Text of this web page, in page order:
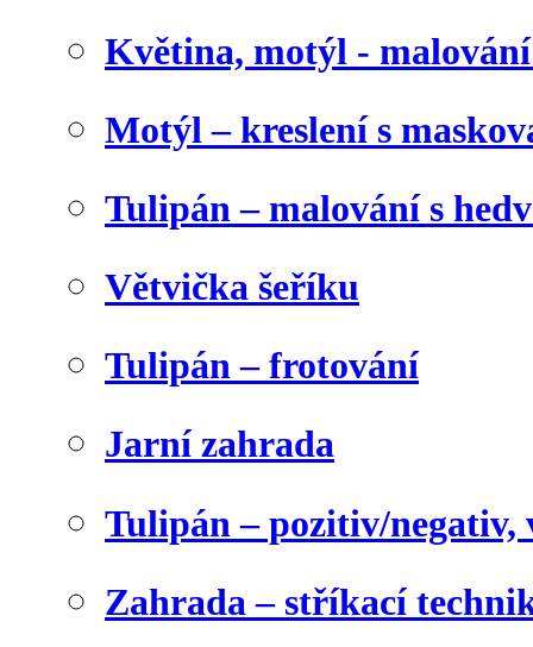
Květina, motýl -
Motýl – kreslení s
Tulipán – malování s
Větvička šeříku
Tulipán – frotování
Jarní zahrada
Tulipán – pozitiv/negativ,
Zahrada – stříkací